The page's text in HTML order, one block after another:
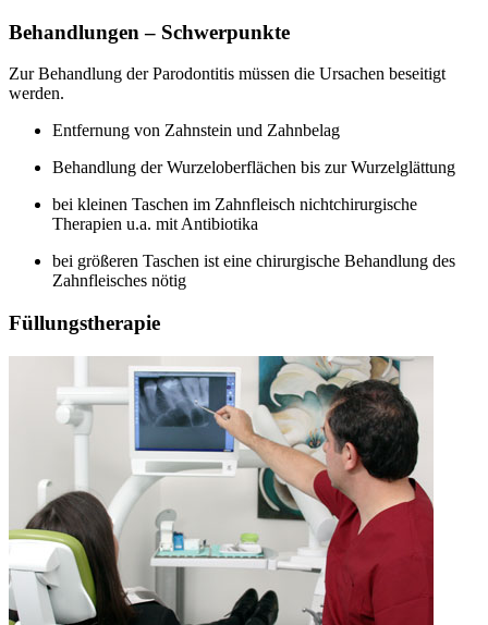
Behandlungen – Schwerpunkte
Zur Behandlung der Parodontitis müssen die Ursachen beseitigt
werden.
Entfernung von Zahnstein und Zahnbelag
Behandlung der Wurzeloberflächen bis zur Wurzelglättung
bei kleinen Taschen im Zahnfleisch nichtchirurgische
Therapien u.a. mit Antibiotika
bei größeren Taschen ist eine chirurgische Behandlung des
Zahnfleisches nötig
Füllungstherapie